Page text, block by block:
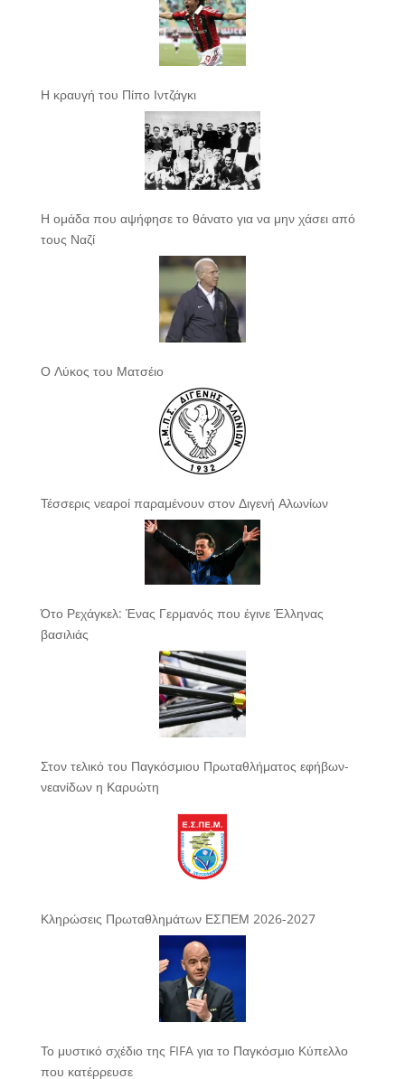
Η κραυγή του Πίπο Ιντζάγκι
Η ομάδα που αψήφησε το θάνατο για να μην χάσει από
τους Ναζί
Ο Λύκος του Ματσέιο
Τέσσερις νεαροί παραμένουν στον Διγενή Αλωνίων
Ότο Ρεχάγκελ: Ένας Γερμανός που έγινε Έλληνας
βασιλιάς
Στον τελικό του Παγκόσμιου Πρωταθλήματος εφήβων-
νεανίδων η Καρυώτη
Κληρώσεις Πρωταθλημάτων ΕΣΠΕΜ 2026-2027
Το μυστικό σχέδιο της FIFA για το Παγκόσμιο Κύπελλο
που κατέρρευσε